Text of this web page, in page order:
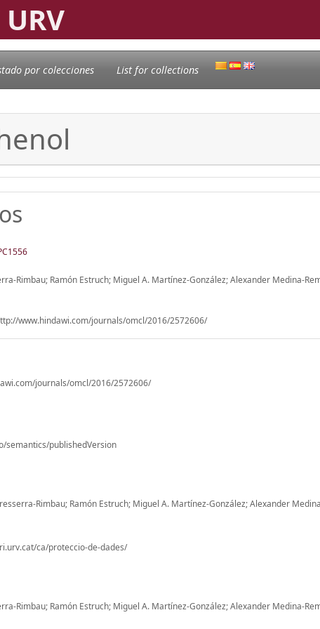
por colecciones List for collections
Rimbau; Ramón Estruch; Miguel A. Martínez-González; Alexander Medina-
www.hindawi.com/journals/omcl/2016/2572606/
journals/omcl/2016/2572606/
semantics/publishedVersion
Rimbau; Ramón Estruch; Miguel A. Martínez-González; Alexander
ca/proteccio-de-dades/
Rimbau; Ramón Estruch; Miguel A. Martínez-González; Alexander Medina-